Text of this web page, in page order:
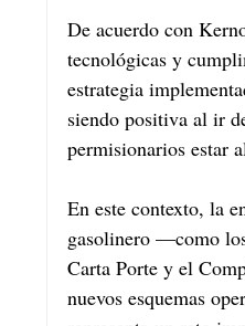
De acuerdo con
tecnológicas y
estrategia
siendo positiva al ir
permisionarios estar
En este contexto, la
gasolinero —como
Carta Porte y el
nuevos esquemas